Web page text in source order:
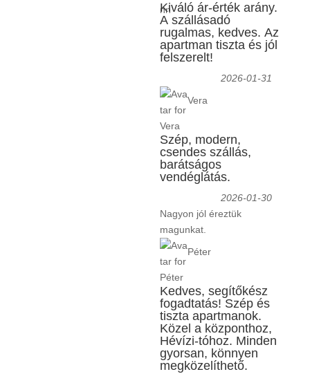
Kiváló ár-érték arány.
A szállásadó
rugalmas, kedves. Az
apartman tiszta és jól
felszerelt!
2026-01-31
Vera
Szép, modern,
csendes szállás,
barátságos
vendéglátás.
2026-01-30
Nagyon jól éreztük
magunkat.
Péter
Kedves, segítőkész
fogadtatás! Szép és
tiszta apartmanok.
Közel a központhoz,
Hévízi-tóhoz. Minden
gyorsan, könnyen
megközelíthető.